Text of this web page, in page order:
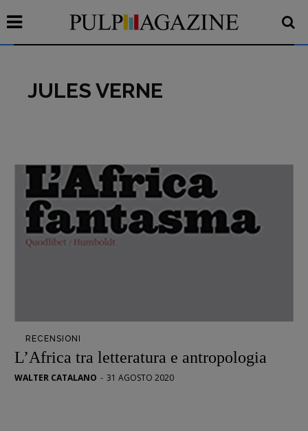
Interviste
RUBRICHE
Archeologie del
presente
DOSSIER
12 dicembre
JULES VERNE
RECENSIONI
L’Africa tra letteratura e antropologia
WALTER CATALANO - 31 AGOSTO 2020